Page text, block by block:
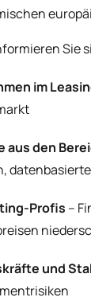
Sie
im
aus den
Profis –
und